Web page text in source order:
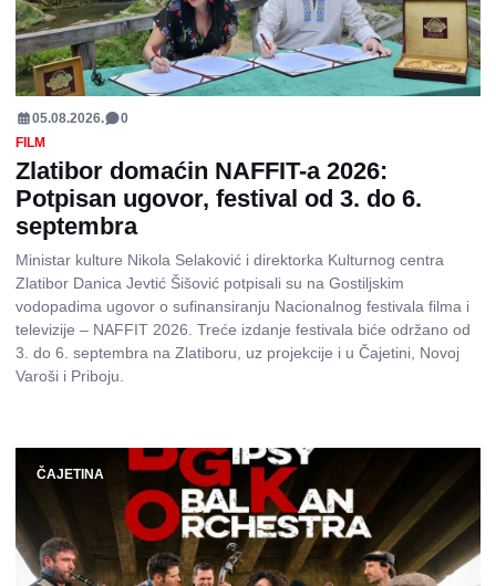
05.08.2026.
0
FILM
Zlatibor domaćin NAFFIT-a 2026:
Potpisan ugovor, festival od 3. do 6.
septembra
Ministar kulture Nikola Selaković i direktorka Kulturnog centra
Zlatibor Danica Jevtić Šišović potpisali su na Gostiljskim
vodopadima ugovor o sufinansiranju Nacionalnog festivala filma i
televizije – NAFFIT 2026. Treće izdanje festivala biće održano od
3. do 6. septembra na Zlatiboru, uz projekcije i u Čajetini, Novoj
Varoši i Priboju.
ČAJETINA